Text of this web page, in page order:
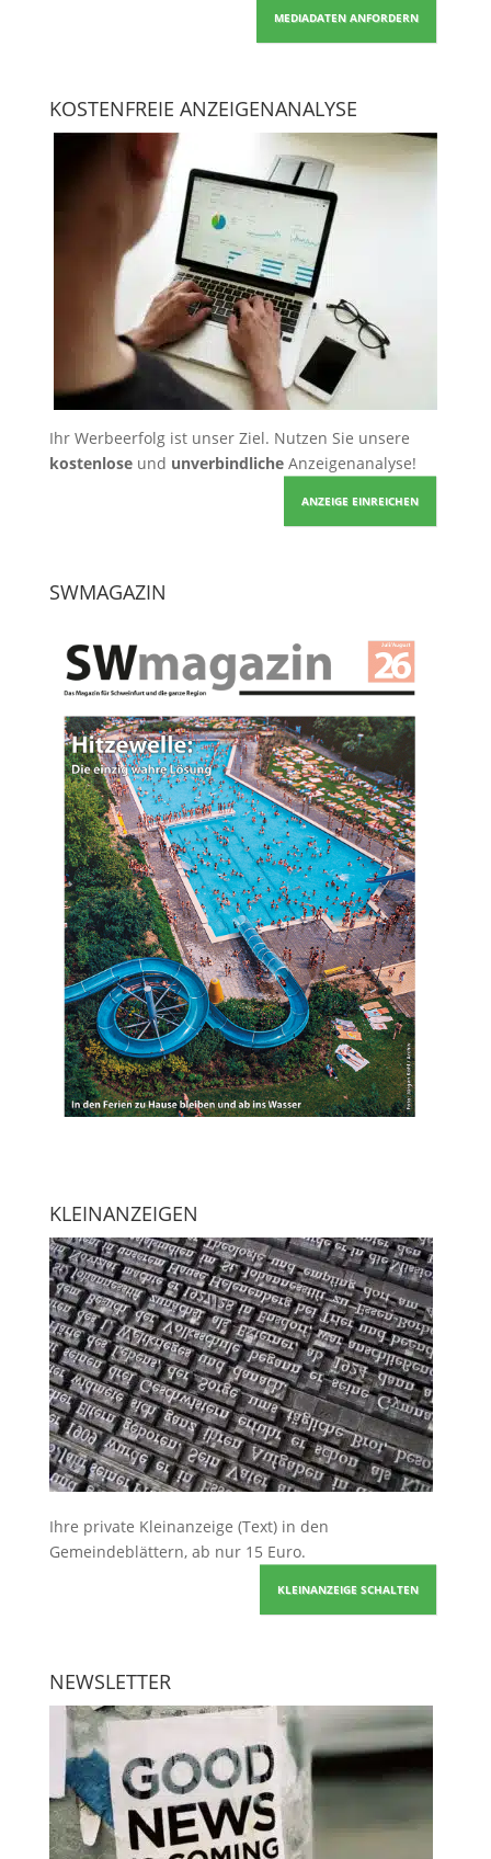
MEDIADATEN ANFORDERN
KOSTENFREIE ANZEIGENANALYSE
Ihr Werbeerfolg ist unser Ziel. Nutzen Sie unsere
kostenloseund unverbindlicheAnzeigenanalyse!
ANZEIGE EINREICHEN
SWMAGAZIN
KLEINANZEIGEN
Ihre private Kleinanzeige (Text) in den
Gemeindeblättern, ab nur 15 Euro.
KLEINANZEIGE SCHALTEN
NEWSLETTER